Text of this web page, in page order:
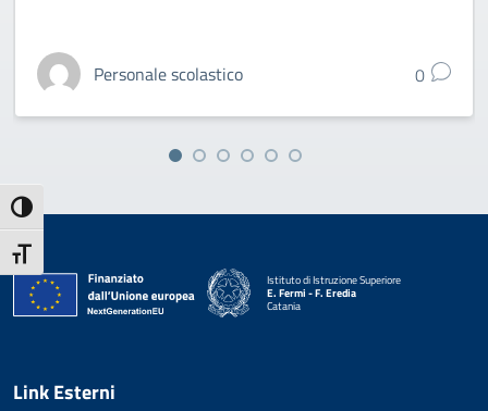
Attiva/disattiva alto contrasto
Attiva/disattiva dimensione testo
Personale scolastico 0
Istituto di Istruzione Superiore
E. Fermi - F. Eredia
Catania
Link Esterni